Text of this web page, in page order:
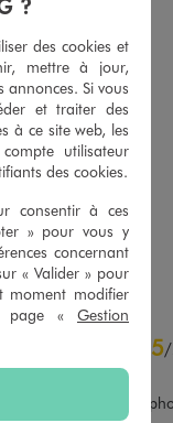
avec messages bébé fille (lot de 3)
9,99 €
AJOUTERAU PANIER
5/
vérifié et récompensé
comme sur la
des cookies et
mettre à jour,
annonces. Si vous
et traiter des
à ce site web, les
utilisateur
des cookies.
consentir à ces
» pour vous y
concernant
« Valider » pour
moment modifier
page « Gestion